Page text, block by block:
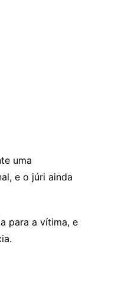
uma
e o júri ainda
para a vítima, e